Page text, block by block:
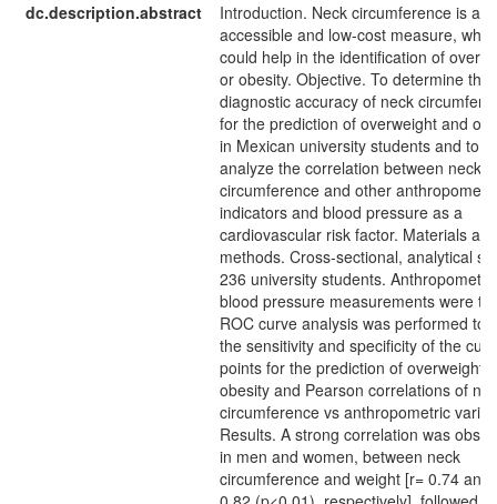
dc.description.abstract
Introduction. Neck circumference is an
accessible and low-cost measure,
could help in the identification of
or obesity. Objective. To determine the
diagnostic accuracy of neck
for the prediction of overweight and
in Mexican university students and to
analyze the correlation between neck
circumference and other
indicators and blood pressure as a
cardiovascular risk factor. Materials and
methods. Cross-sectional, analytical
236 university students.
blood pressure measurements were
ROC curve analysis was performed to
the sensitivity and specificity of the cut-
points for the prediction of overweight
obesity and Pearson correlations of
circumference vs anthropometric
Results. A strong correlation was
in men and women, between neck
circumference and weight [r= 0.74 and